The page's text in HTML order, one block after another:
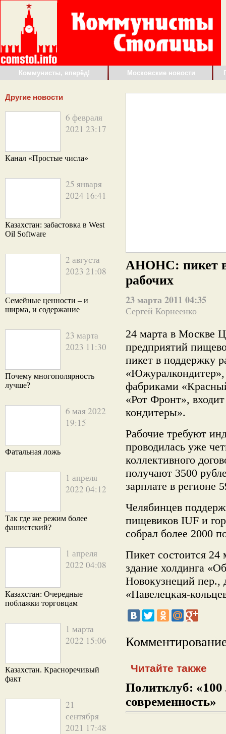
Коммунисты, вперёд! Московские новости
Другие новости
6 февраля
2021 23:17
Канал «Простые числа»
25 января
2024 16:41
Казахстан: забастовка в West
Oil Software
2 августа
2023 21:08
Семейные ценности – и
ширма, и содержание
23 марта
2023 11:30
Почему многополярность
лучше?
6 мая 2022
19:15
Фатальная ложь
1 апреля
2022 04:12
Так где же режим более
фашистский?
1 апреля
2022 04:08
Казахстан: Очередные
поблажки торговцам
1 марта
2022 15:06
Казахстан. Красноречивый
факт
21
сентября
2021 17:48
АНОНС: пикет в
рабочих
23 марта 2011 04:35
Сергей Корнеенко
24 марта в Москве
предприятий
пикет в поддержку
«Южуралкондитер»,
фабриками
«Рот Фронт»,
кондитеры».
Рабочие требуют
проводилась уже
коллективного
получают 3500
зарплате в регионе
Челябинцев
пищевиков IUF и
собрал более 2000
Пикет состоится 24
здание холдинга
Новокузнеций пер.,
«Павелецкая-
Читайте также
Политклуб: «100
современность»